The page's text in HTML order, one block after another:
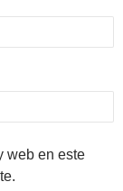
web en este